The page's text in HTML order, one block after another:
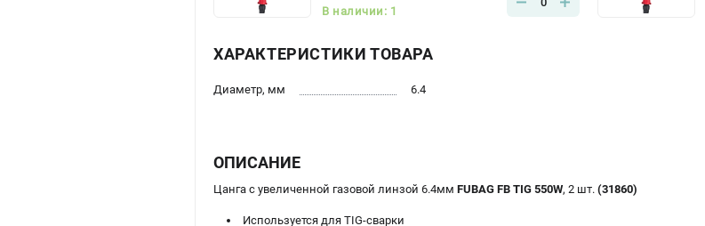
В наличии: 1
ХАРАКТЕРИСТИКИ ТОВАРА
Диаметр, мм 6.4
ОПИСАНИЕ
Цанга с увеличенной газовой линзой 6.4мм FUBAG FB TIG 550W, 2 шт. (31860)
Используется для TIG-сварки